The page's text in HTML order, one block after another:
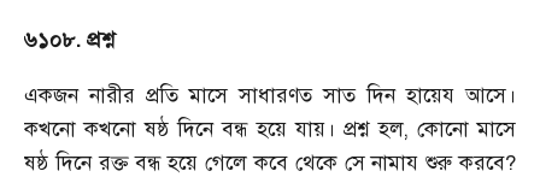
৬১০৮. প্রশ্ন
একজন নারীর প্রতি মাসে সাধারণত সাত দিন হায়েয আসে।
কখনো কখনো ষষ্ঠ দিনে বন্ধ হয়ে যায়। প্রশ্ন হল, কোনো মাসে
ষষ্ঠ দিনে রক্ত বন্ধ হয়ে গেলে কবে থেকে সে নামায শুরু করবে?